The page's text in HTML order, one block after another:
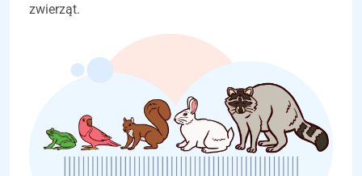
zwierząt.